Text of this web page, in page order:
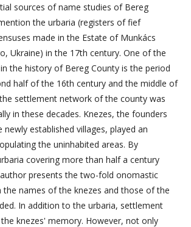
sources of name studies of Bereg
the urbaria (registers of fief
made in the Estate of Munkács
Ukraine) in the 17th century. One of the
the history of Bereg County is the period
half of the 16th century and the middle of
settlement network of the county was
in these decades. Knezes, the founders
established villages, played an
the uninhabited areas. By
covering more than half a century
presents the two-fold onomastic
the names of the knezes and those of the
In addition to the urbaria, settlement
knezes' memory. However, not only